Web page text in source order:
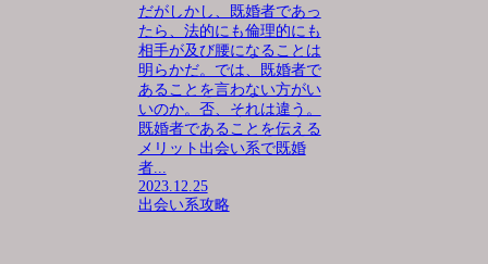
だがしかし、既婚者であっ
たら、法的にも倫理的にも
相手が及び腰になることは
明らかだ。では、既婚者で
あることを言わない方がい
いのか。否、それは違う。
既婚者であることを伝える
メリット出会い系で既婚
者...
2023.12.25
出会い系攻略